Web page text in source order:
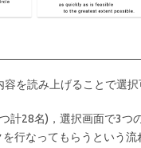
を読み上げることで選択
計28名)，選択画面で3つ
行なってもらうという流